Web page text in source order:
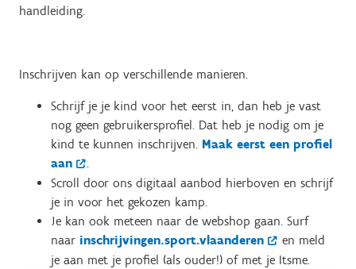
handleiding.
Inschrijven kan op verschillende manieren.
Schrijf je je kind voor het eerst in, dan heb je vast
nog geen gebruikersprofiel. Dat heb je nodig om je
kind te kunnen inschrijven. Maak eerst een profiel
aan
.
Scroll door ons digitaal aanbod hierboven en schrijf
je in voor het gekozen kamp.
Je kan ook meteen naar de webshop gaan. Surf
naar inschrijvingen.sport.vlaanderen
en meld
je aan met je profiel (als ouder!) of met je Itsme.